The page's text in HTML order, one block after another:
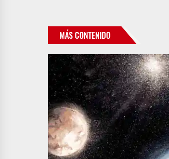
MÁS CONTENIDO